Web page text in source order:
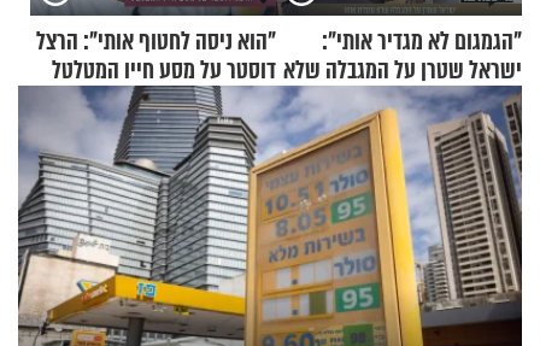
"הגמגום לא מגדיר אותי":
ישראל שטרן על המגבלה שלא
עוצרת אותו
"הוא ניסה לחטוף אותי": הרצל
דוסטר על מסע חייו המטלטל